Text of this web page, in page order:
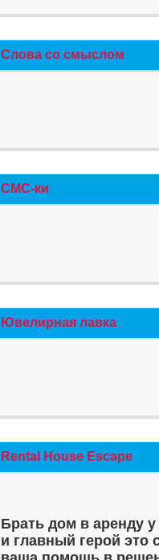
Слова со смыслом
СМС-ки
Ювелирная лавка
Rental House Escape
Брать дом в аренду
и главный герой это